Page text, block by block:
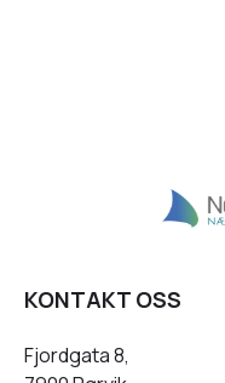
KONTAKT OSS
Fjordgata 8,